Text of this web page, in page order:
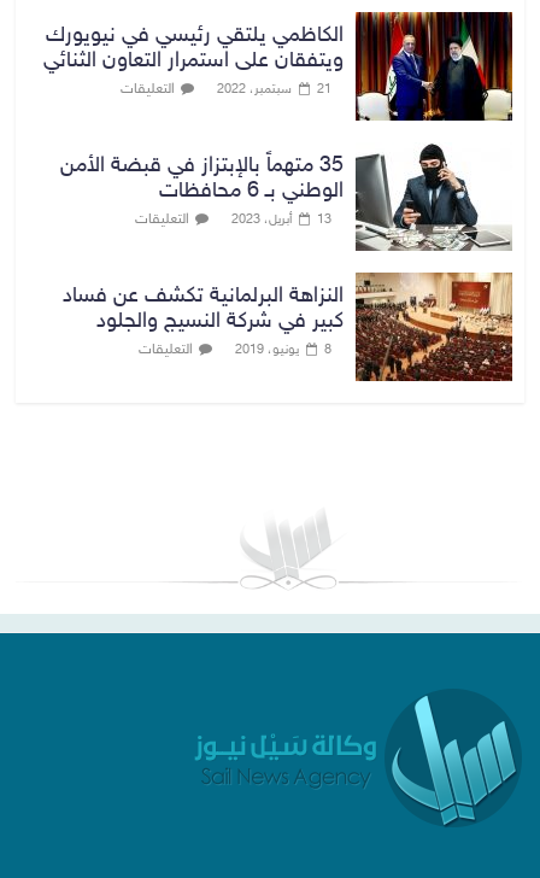
الكاظمي يلتقي رئيسي في نيويورك
ويتفقان على استمرار التعاون الثنائي
21 سبتمبر، 2022 التعليقات
35 متهماً بالإبتزاز في قبضة الأمن
الوطني بـ 6 محافظات
13 أبريل، 2023 التعليقات
النزاهة البرلمانية تكشف عن فساد
كبير في شركة النسيج والجلود
8 يونيو، 2019 التعليقات